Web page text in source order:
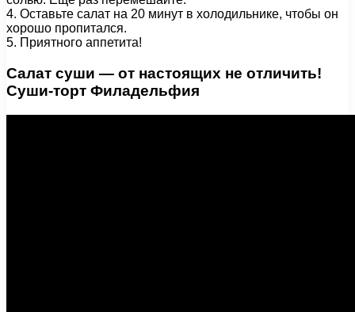
4. Оставьте салат на 20 минут в холодильнике, чтобы он
хорошо пропитался.
5. Приятного аппетита!
Салат суши — от настоящих не отличить!
Суши-торт Филадельфия